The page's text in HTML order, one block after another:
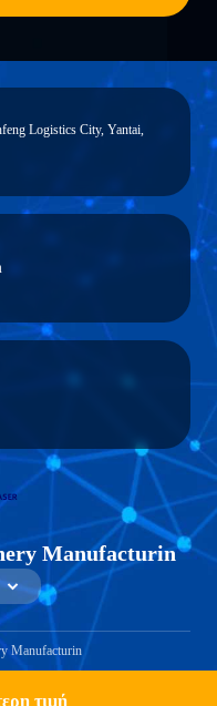
τιμή
Logistics City, Yantai,
Manufacturin
Manufacturin